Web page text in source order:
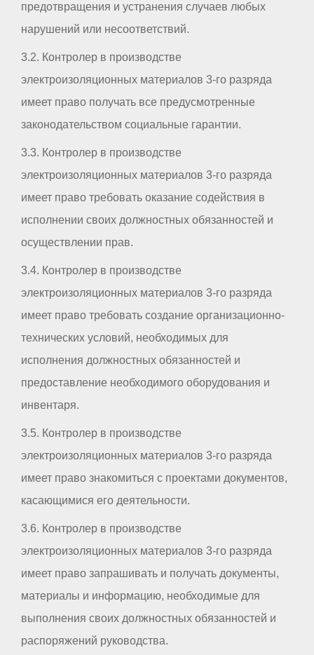
предотвращения и устранения случаев любых
нарушений или несоответствий.
3.2. Контролер в производстве
электроизоляционных материалов 3-го разряда
имеет право получать все предусмотренные
законодательством социальные гарантии.
3.3. Контролер в производстве
электроизоляционных материалов 3-го разряда
имеет право требовать оказание содействия в
исполнении своих должностных обязанностей и
осуществлении прав.
3.4. Контролер в производстве
электроизоляционных материалов 3-го разряда
имеет право требовать создание организационно-
технических условий, необходимых для
исполнения должностных обязанностей и
предоставление необходимого оборудования и
инвентаря.
3.5. Контролер в производстве
электроизоляционных материалов 3-го разряда
имеет право знакомиться с проектами документов,
касающимися его деятельности.
3.6. Контролер в производстве
электроизоляционных материалов 3-го разряда
имеет право запрашивать и получать документы,
материалы и информацию, необходимые для
выполнения своих должностных обязанностей и
распоряжений руководства.